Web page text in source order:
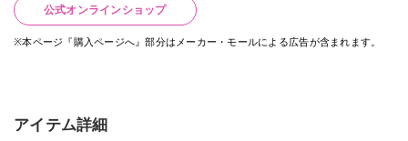
公式オンラインショップ
※本ページ『購入ページへ』部分はメーカー・モールによる広告が含まれます。
アイテム詳細